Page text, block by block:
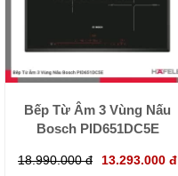
Bếp Từ Âm 3 Vùng Nấu
Bosch PID651DC5E
18.990.000 đ 13.293.000 đ